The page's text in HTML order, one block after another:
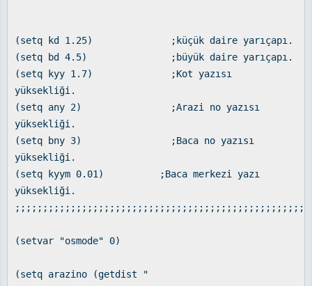
(setq kd 1.25) ;küçük daire yarıçapı.
(setq bd 4.5) ;büyük daire yarıçapı.
(setq kyy 1.7) ;Kot yazısı
yüksekliği.
(setq any 2) ;Arazi no yazısı
yüksekliği.
(setq bny 3) ;Baca no yazısı
yüksekliği.
(setq kyym 0.01) ;Baca merkezi yazı
yüksekliği.
(setvar "osmode" 0)
(setq arazino (getdist "